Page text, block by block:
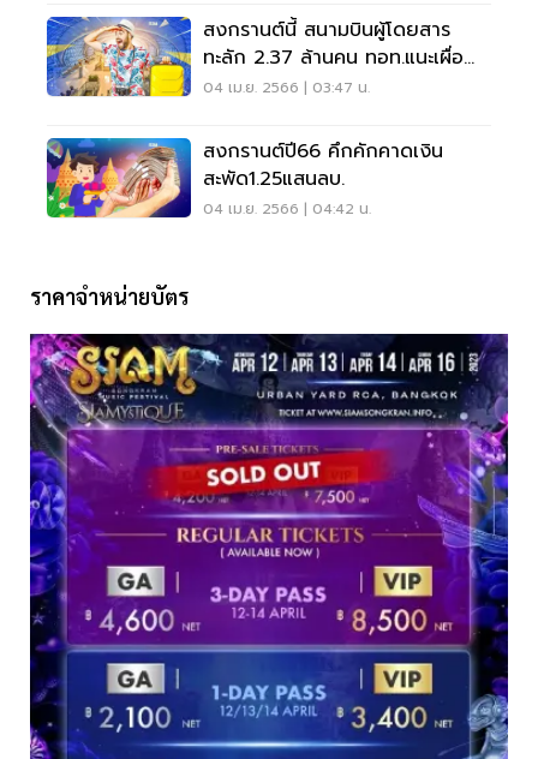
สงกรานต์นี้ สนามบินผู้โดยสาร
ทะลัก 2.37 ล้านคน ทอท.แนะเผื่อ
เวลา 3 ชั่วโมง
04 เม.ย. 2566 | 03:47 น.
สงกรานต์ปี66 คึกคักคาดเงิน
สะพัด1.25แสนลบ.
04 เม.ย. 2566 | 04:42 น.
ราคาจำหน่ายบัตร